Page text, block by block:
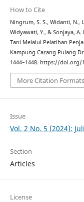
How to Cite
Ningrum, S. S., Widanti, N.,
Widyawati, Y., & Sonjaya,
Tani Melalui Pelatihan
Kampung Carang Pulang
1444–1448. https://doi.org/
More Citation Formats
Issue
Vol. 2 No. 5 (2024): Juli
Section
Articles
License